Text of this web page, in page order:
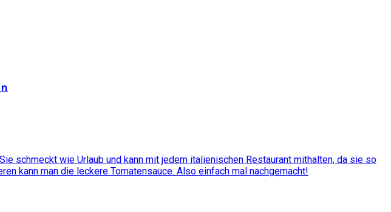
schmeckt wie Urlaub und kann mit jedem italienischen Restaurant mithalten, da sie so
kann man die leckere Tomatensauce. Also einfach mal nachgemacht!